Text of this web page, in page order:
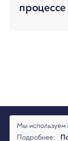
процессе
Мы используем
Подробнее: